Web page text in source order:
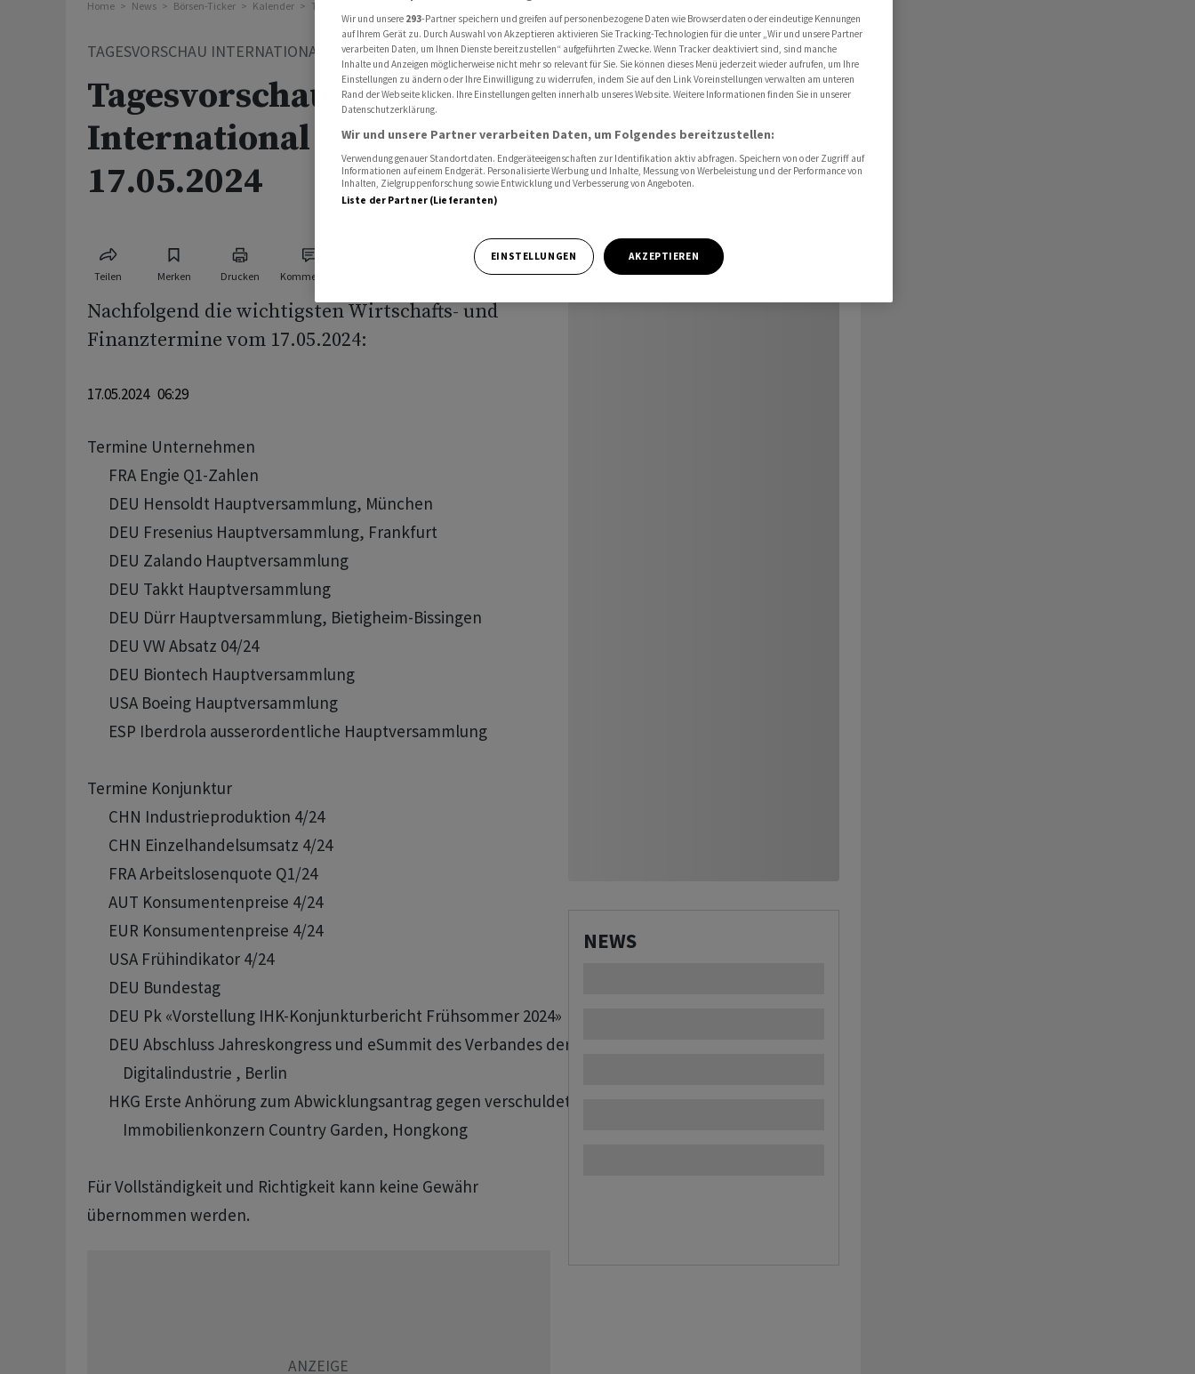
Home News Börsen-Ticker Kalender Tagesvorschau International
TAGESVORSCHAU INTERNATIONAL
Tagesvorschau
International für den
17.05.2024
Teilen Merken Drucken Kommentare
Nachfolgend die wichtigsten Wirtschafts- und
Finanztermine vom 17.05.2024:
17.05.2024 06:29
Termine Unternehmen
      FRA Engie Q1-Zahlen
      DEU Hensoldt Hauptversammlung, München
      DEU Fresenius Hauptversammlung, Frankfurt
      DEU Zalando Hauptversammlung
      DEU Takkt Hauptversammlung
      DEU Dürr Hauptversammlung, Bietigheim-Bissingen
      DEU VW Absatz 04/24
      DEU Biontech Hauptversammlung
      USA Boeing Hauptversammlung
      ESP Iberdrola ausserordentliche Hauptversammlung
Termine Konjunktur
      CHN Industrieproduktion 4/24
      CHN Einzelhandelsumsatz 4/24
      FRA Arbeitslosenquote Q1/24
      AUT Konsumentenpreise 4/24
      EUR Konsumentenpreise 4/24
      USA Frühindikator 4/24
      DEU Bundestag
      DEU Pk «Vorstellung IHK-Konjunkturbericht Frühsommer 2024»
      DEU Abschluss Jahreskongress und eSummit des Verbandes der Elektro- und
          Digitalindustrie , Berlin
      HKG Erste Anhörung zum Abwicklungsantrag gegen verschuldeten
          Immobilienkonzern Country Garden, Hongkong
Für Vollständigkeit und Richtigkeit kann keine Gewähr
übernommen werden.
NEWS
Wir und unsere 293-Partner speichern und greifen auf personenbezogene Daten wie Browserdaten oder eindeutige Kennungen
auf Ihrem Gerät zu. Durch Auswahl von Akzeptieren aktivieren Sie Tracking-Technologien für die unter „Wir und unsere Partner
verarbeiten Daten, um Ihnen Dienste bereitzustellen“ aufgeführten Zwecke. Wenn Tracker deaktiviert sind, sind manche
Inhalte und Anzeigen möglicherweise nicht mehr so relevant für Sie. Sie können dieses Menü jederzeit wieder aufrufen, um Ihre
Einstellungen zu ändern oder Ihre Einwilligung zu widerrufen, indem Sie auf den Link Voreinstellungen verwalten am unteren
Rand der Webseite klicken. Ihre Einstellungen gelten innerhalb unseres Website. Weitere Informationen finden Sie in unserer
Datenschutzerklärung.
Wir und unsere Partner verarbeiten Daten, um Folgendes bereitzustellen:
Verwendung genauer Standortdaten. Endgeräteeigenschaften zur Identifikation aktiv abfragen. Speichern von oder Zugriff auf
Informationen auf einem Endgerät. Personalisierte Werbung und Inhalte, Messung von Werbeleistung und der Performance von
Inhalten, Zielgruppenforschung sowie Entwicklung und Verbesserung von Angeboten.
Liste der Partner (Lieferanten)
EINSTELLUNGEN AKZEPTIEREN